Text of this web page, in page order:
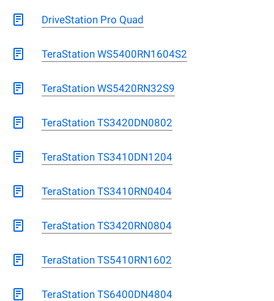
DriveStation Pro Quad
TeraStation WS5400RN1604S2
TeraStation WS5420RN32S9
TeraStation TS3420DN0802
TeraStation TS3410DN1204
TeraStation TS3410RN0404
TeraStation TS3420RN0804
TeraStation TS5410RN1602
TeraStation TS6400DN4804